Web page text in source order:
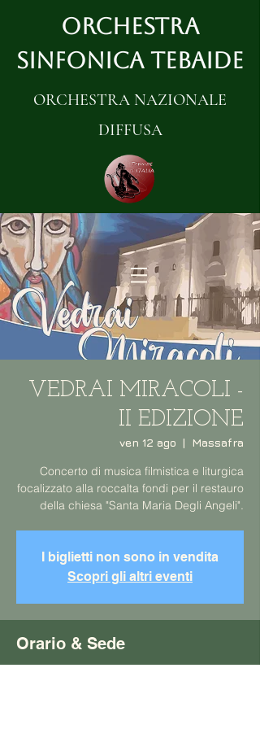
ORCHESTRA
SINFONICA TEBAIDE
ORCHESTRA NAZIONALE
DIFFUSA
VEDRAI MIRACOLI -
II EDIZIONE
ven 12 ago
  |
Massafra
Concerto di musica filmistica e liturgica
focalizzato alla roccalta fondi per il restauro
della chiesa "Santa Maria Degli Angeli".
I biglietti non sono in vendita
Scopri gli altri eventi
Orario & Sede